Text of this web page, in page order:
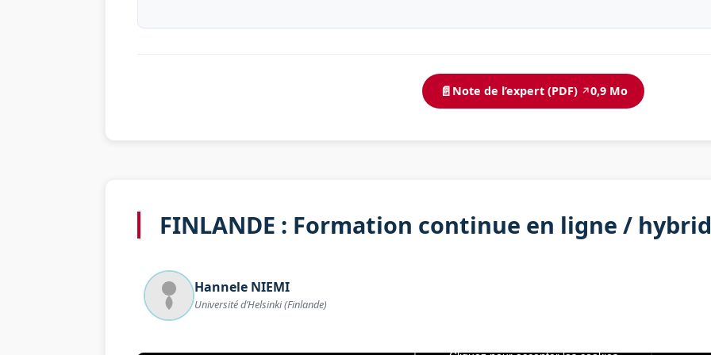
📄 Note de l’expert (PDF) ↗0,9 Mo
FINLANDE : Formation continue en ligne /
Hannele NIEMI
Université d’Helsinki (Finlande)